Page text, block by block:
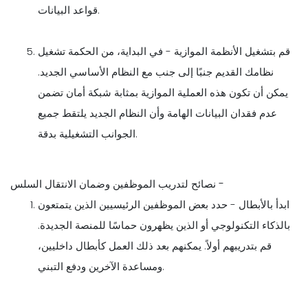
قواعد البيانات.
قم بتشغيل الأنظمة الموازية - في البداية، من الحكمة تشغيل
نظامك القديم جنبًا إلى جنب مع النظام الأساسي الجديد.
يمكن أن تكون هذه العملية الموازية بمثابة شبكة أمان تضمن
عدم فقدان البيانات الهامة وأن النظام الجديد يلتقط جميع
الجوانب التشغيلية بدقة.
نصائح لتدريب الموظفين وضمان الانتقال السلس -
ابدأ بالأبطال - حدد بعض الموظفين الرئيسيين الذين يتمتعون
بالذكاء التكنولوجي أو الذين يظهرون حماسًا للمنصة الجديدة.
قم بتدريبهم أولاً. يمكنهم بعد ذلك العمل كأبطال داخليين،
ومساعدة الآخرين ودفع التبني.